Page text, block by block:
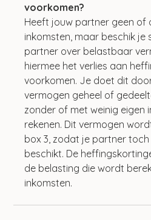
voorkomen?
Heeft jouw partner geen of
inkomsten, maar beschik je
partner over belastbaar
hiermee het verlies aan
voorkomen. Je doet dit
vermogen geheel of
zonder of met weinig eigen
rekenen. Dit vermogen
box 3, zodat je partner
beschikt. De
de belasting die wordt
inkomsten.